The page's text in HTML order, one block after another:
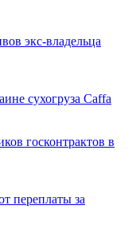
экс-владельца
сухогруза Caffa
госконтрактов в
переплаты за